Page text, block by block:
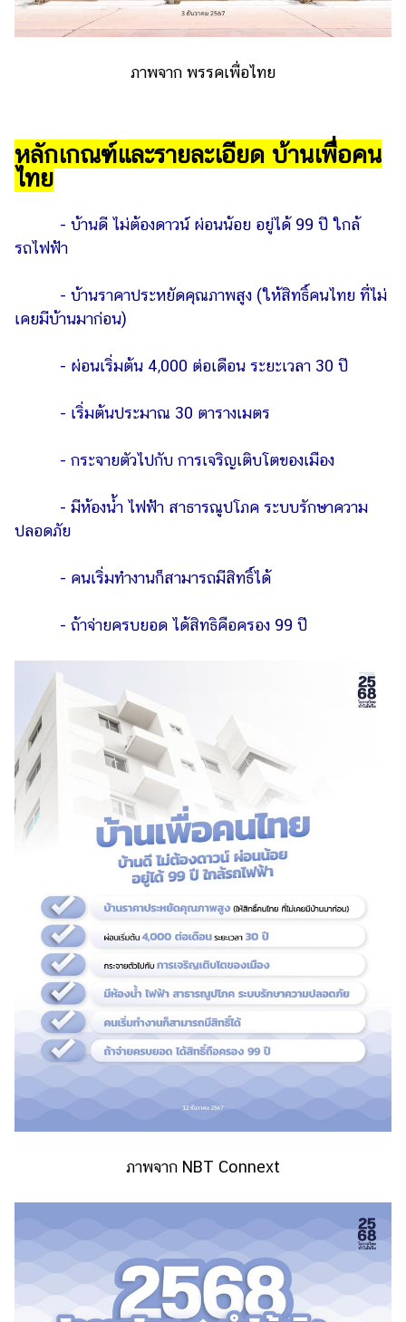
ภาพจาก พรรคเพื่อไทย
หลักเกณฑ์และรายละเอียด บ้านเพื่อคน
ไทย
- บ้านดี ไม่ต้องดาวน์ ผ่อนน้อย อยู่ได้ 99 ปี ใกล้
รถไฟฟ้า
- บ้านราคาประหยัดคุณภาพสูง (ให้สิทธิ์คนไทย ที่ไม่
เคยมีบ้านมาก่อน)
- ผ่อนเริ่มต้น 4,000 ต่อเดือน ระยะเวลา 30 ปี
- เริ่มต้นประมาณ 30 ตารางเมตร
- กระจายตัวไปกับ การเจริญเติบโตของเมือง
- มีห้องน้ำ ไฟฟ้า สาธารณูปโภค ระบบรักษาความ
ปลอดภัย
- คนเริ่มทํางานก็สามารถมีสิทธิ์ได้
- ถ้าจ่ายครบยอด ได้สิทธิคือครอง 99 ปี
ภาพจาก NBT Connext